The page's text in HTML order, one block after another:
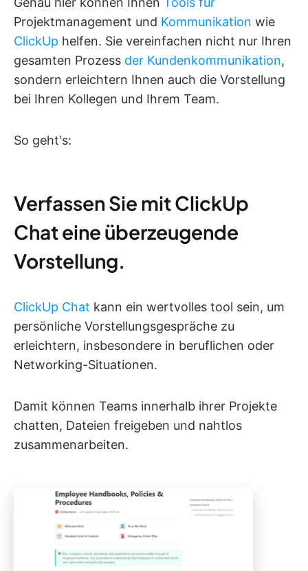
Projektmanagement und Kommunikation wie
ClickUp helfen. Sie vereinfachen nicht nur Ihren
gesamten Prozess der Kundenkommunikation,
sondern erleichtern Ihnen auch die Vorstellung
bei Ihren Kollegen und Ihrem Team.
So geht's:
Verfassen Sie mit ClickUp
Chat eine überzeugende
Vorstellung.
ClickUp Chat kann ein wertvolles tool sein, um
persönliche Vorstellungsgespräche zu
erleichtern, insbesondere in beruflichen oder
Networking-Situationen.
Damit können Teams innerhalb ihrer Projekte
chatten, Dateien freigeben und nahtlos
zusammenarbeiten.